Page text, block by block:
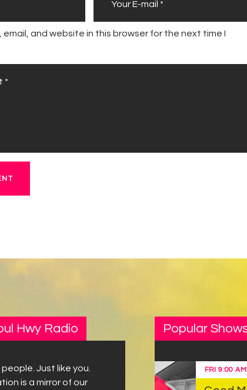
email, and website in this browser for the next time I
Hwy Radio
Just like you.
is a mirror of our
Popular
FRI9:00 AM